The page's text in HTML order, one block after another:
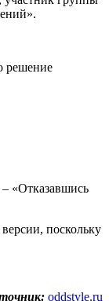
решение
«Отказавшись
поскольку
oddstyle.ru